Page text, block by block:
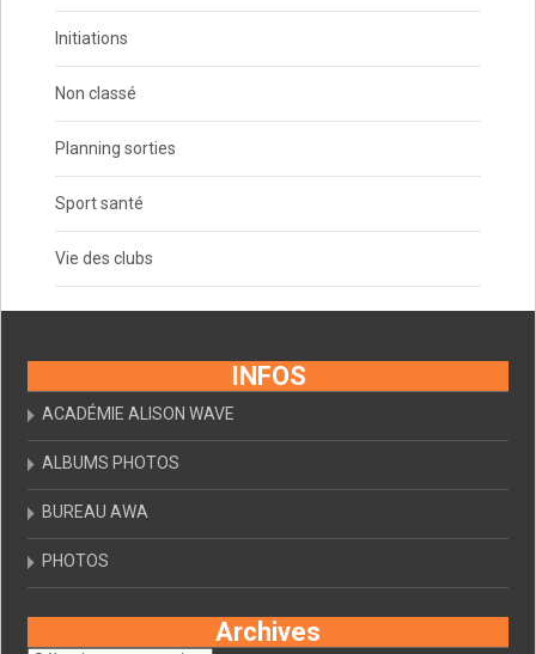
Initiations
Non classé
Planning sorties
Sport santé
Vie des clubs
INFOS
ACADÉMIE ALISON WAVE
ALBUMS PHOTOS
BUREAU AWA
PHOTOS
Archives